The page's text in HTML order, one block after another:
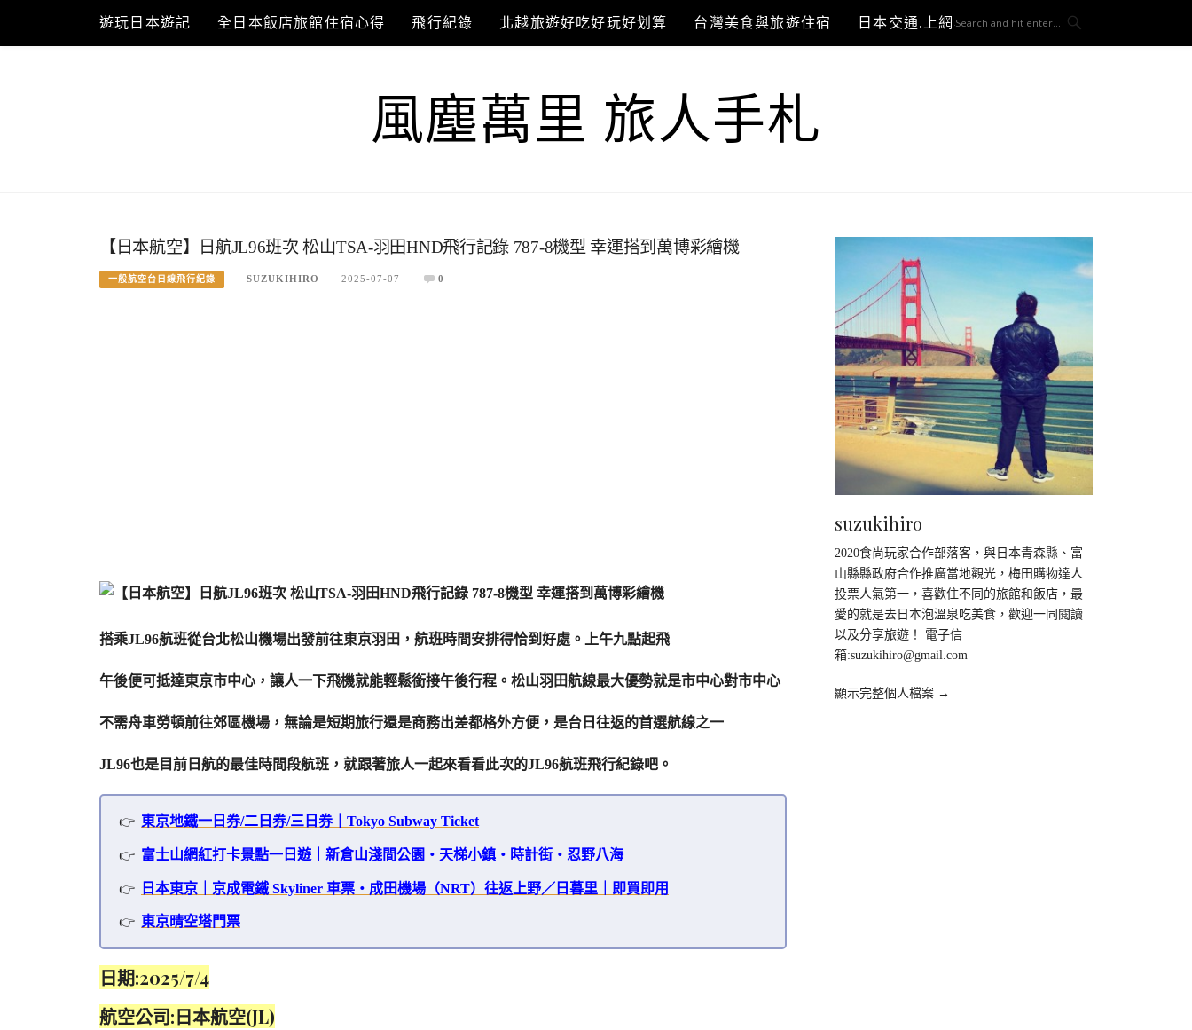
content
遊玩日本遊記 全日本飯店旅館住宿心得 飛行紀錄 北越旅遊好吃好玩好划算 台灣美食與旅遊住宿 日本交通.上網與3C開箱
風塵萬里 旅人手札
【日本航空】日航JL96班次 松山TSA-羽田HND飛行記錄 787-8機型 幸運搭到萬博彩繪機
一般航空台日線飛行紀錄 SUZUKIHIRO 2025-07-07 0
搭乘JL96航班從台北松山機場出發前往東京羽田，航班時間安排得恰到好處。上午九點起飛
午後便可抵達東京市中心，讓人一下飛機就能輕鬆銜接午後行程。松山羽田航線最大優勢就是市中心對市中心
不需舟車勞頓前往郊區機場，無論是短期旅行還是商務出差都格外方便，是台日往返的首選航線之一
JL96也是目前日航的最佳時間段航班，就跟著旅人一起來看看此次的JL96航班飛行紀錄吧。
東京地鐵一日券/二日券/三日券｜Tokyo Subway Ticket
富士山網紅打卡景點一日遊｜新倉山淺間公園・天梯小鎮・時計街・忍野八海
日本東京｜京成電鐵 Skyliner 車票・成田機場（NRT）往返上野／日暮里｜即買即用
東京晴空塔門票
日期:2025/7/4
航空公司:日本航空(JL)
suzukihiro
2020食尚玩家合作部落客，與日本青森縣、富
山縣縣政府合作推廣當地觀光，梅田購物達人
投票人氣第一，喜歡住不同的旅館和飯店，最
愛的就是去日本泡溫泉吃美食，歡迎一同閱讀
以及分享旅遊！ 電子信
箱:suzukihiro@gmail.com
顯示完整個人檔案 →